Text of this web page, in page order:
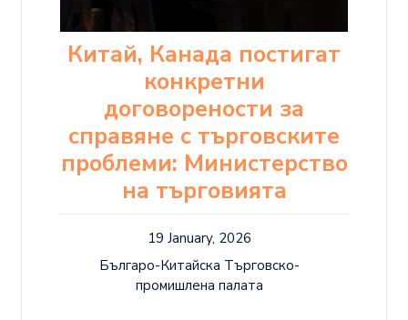
Китай, Канада постигат
конкретни
договорености за
справяне с търговските
проблеми: Министерство
на търговията
19 January, 2026
Българо-Китайска Търговско-
промишлена палaта